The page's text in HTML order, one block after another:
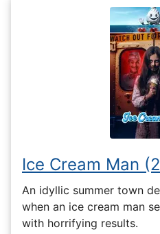
Ice Cream Man
An idyllic summer town
when an ice cream man
with horrifying results.